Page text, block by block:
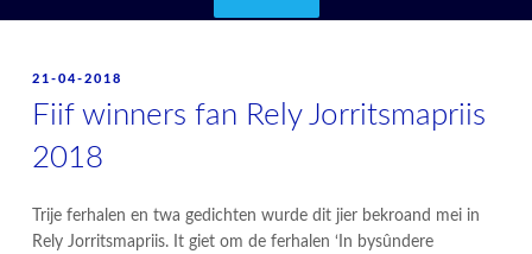
POSTED
21-04-2018
Fiif winners fan Rely Jorritsmapriis
2018
Trije ferhalen en twa gedichten wurde dit jier bekroand mei in
Rely Jorritsmapriis. It giet om de ferhalen ‘In bysûndere